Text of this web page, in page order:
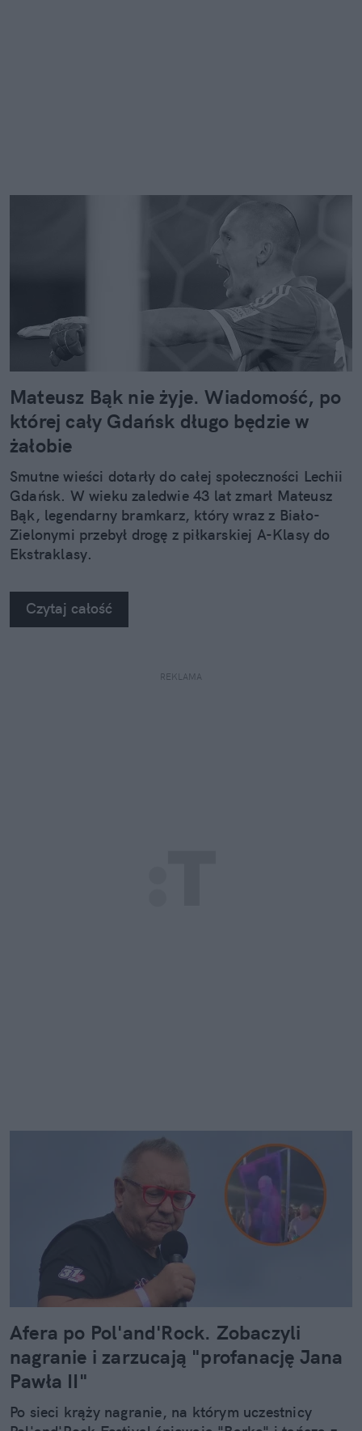
Mateusz Bąk nie żyje. Wiadomość, po
której cały Gdańsk długo będzie w
żałobie
Smutne wieści dotarły do całej społeczności Lechii
Gdańsk. W wieku zaledwie 43 lat zmarł Mateusz
Bąk, legendarny bramkarz, który wraz z Biało-
Zielonymi przebył drogę z piłkarskiej A-Klasy do
Ekstraklasy.
Czytaj całość
REKLAMA
Afera po Pol'and'Rock. Zobaczyli
nagranie i zarzucają "profanację Jana
Pawła II"
Po sieci krąży nagranie, na którym uczestnicy